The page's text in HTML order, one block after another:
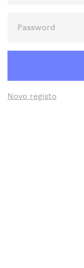
Novo registo